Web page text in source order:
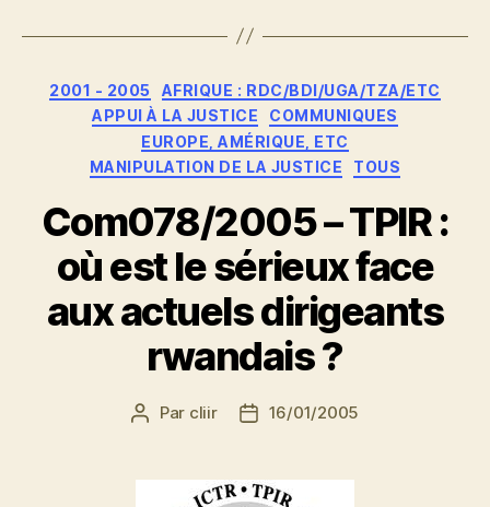
Catégories
2001 - 2005
AFRIQUE : RDC/BDI/UGA/TZA/ETC
APPUI À LA JUSTICE
COMMUNIQUES
EUROPE, AMÉRIQUE, ETC
MANIPULATION DE LA JUSTICE
TOUS
Com078/2005 – TPIR :
où est le sérieux face
aux actuels dirigeants
rwandais ?
Auteur
Par cliir
Date16/01/2005